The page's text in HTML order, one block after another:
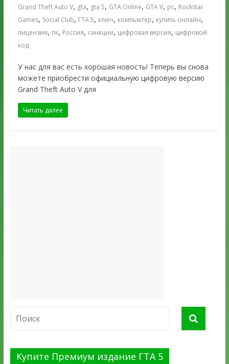
Grand Theft Auto V, gta, gta 5, GTA Online, GTA V, pc, Rockstar
Games, Social Club, ГТА 5, ключ, компьютер, купить онлайн,
лицензия, пк, Россия, санкции, цифровая версия, цифровой
код
У нас для вас есть хорошая новость! Теперь вы снова
можете приобрести официальную цифровую версию
Grand Theft Auto V для
Читать далее
Купите Премиум издание ГТА 5